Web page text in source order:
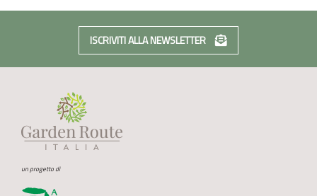
ISCRIVITI ALLA NEWSLETTER
un progetto di